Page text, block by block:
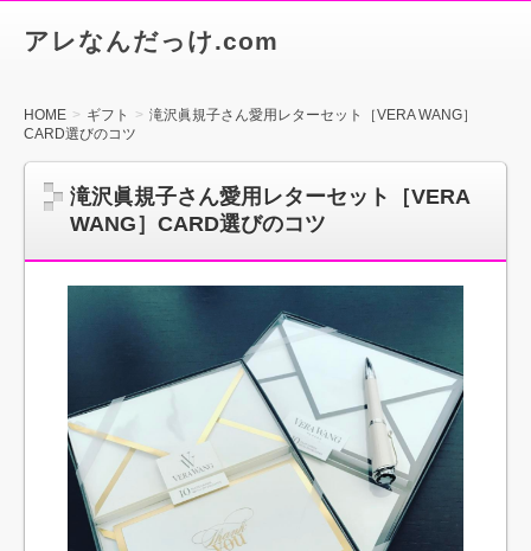
アレなんだっけ.com
HOME ギフト
滝沢眞規子さん愛用レターセット［VERA WANG］
CARD選びのコツ
滝沢眞規子さん愛用レターセット［VERA
WANG］CARD選びのコツ